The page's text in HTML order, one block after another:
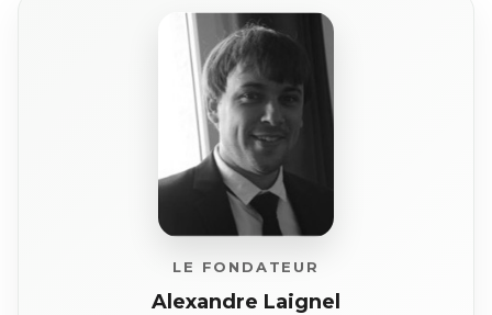
LE FONDATEUR
Alexandre Laignel